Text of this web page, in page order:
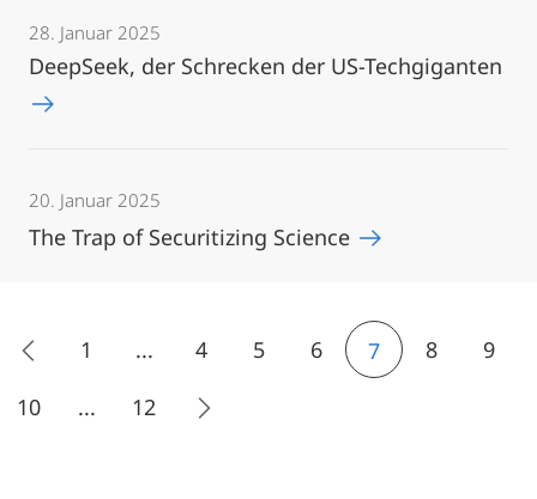
28. Januar 2025
DeepSeek, der Schrecken der US-Techgiganten
20. Januar 2025
The Trap of Securitizing Science
1 ... 4 5 6 7 8
9
10
... 12